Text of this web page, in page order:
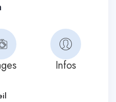
Infos